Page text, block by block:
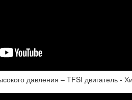
давления – TFSI двигатель -